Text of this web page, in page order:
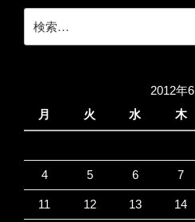
ン
索:
2012年6
月
火 水 木
4 5 6 7
11 12 13 14